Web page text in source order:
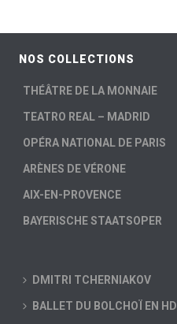
NOS COLLECTIONS
THÉÂTRE DE LA MONNAIE
TEATRO REAL – MADRID
OPÉRA NATIONAL DE PARIS
ARÈNES DE VÉRONE
AIX-EN-PROVENCE
BAYERISCHE STAATSOPER
DMITRI TCHERNIAKOV
BALLET DU BOLCHOÏ EN HD